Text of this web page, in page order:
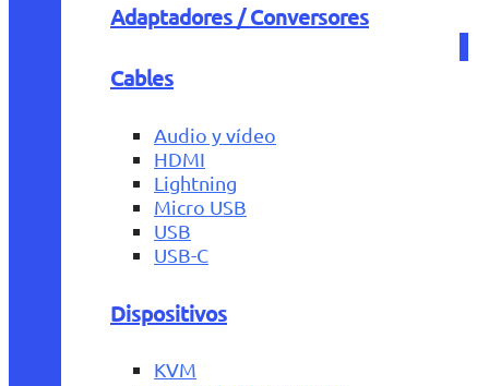
Adaptadores / Conversores
Cables
Audio y vídeo
HDMI
Lightning
Micro USB
USB
USB-C
Dispositivos
KVM